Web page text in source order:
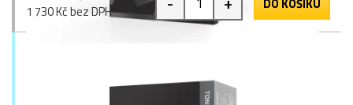
1 730 Kč bez DPH